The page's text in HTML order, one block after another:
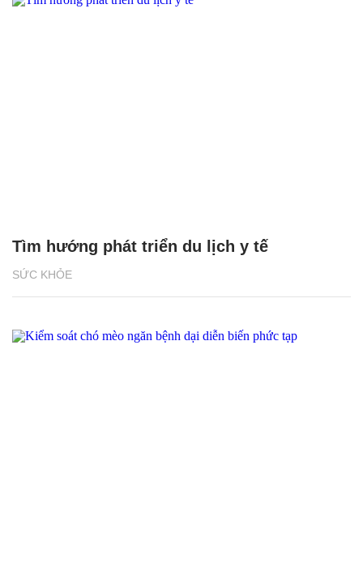
SỨC KHỎE
Tìm hướng phát triển du lịch y tế